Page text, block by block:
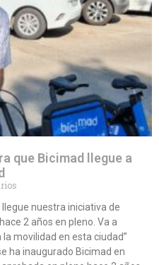
que Bicimad llegue a
nuestra iniciativa de
2 años en pleno. Va a
movilidad en esta ciudad”
ha inaugurado Bicimad en